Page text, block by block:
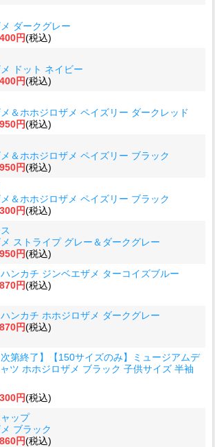
ダークグレー
円(税込)
ドット ネイビー
円(税込)
＆ホホジロザメ ペイズリー ダークレッド
円(税込)
＆ホホジロザメ ペイズリー ブラック
円(税込)
＆ホホジロザメ ペイズリー ブラック
円(税込)
ストライプ グレー＆ダークグレー
円(税込)
ンカチ ジンベエザメ ターコイズブルー
円(税込)
ンカチ ホホジロザメ ダークグレー
円(税込)
次第終了】【150サイズのみ】ミュージアムデ
ツ ホホジロザメ ブラック 子供サイズ 半袖
円(税込)
ップ
ブラック
円(税込)